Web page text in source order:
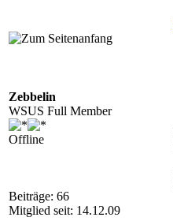
Zebbelin
WSUS Full Member
Offline
Beiträge: 66
Mitglied seit: 14.12.09